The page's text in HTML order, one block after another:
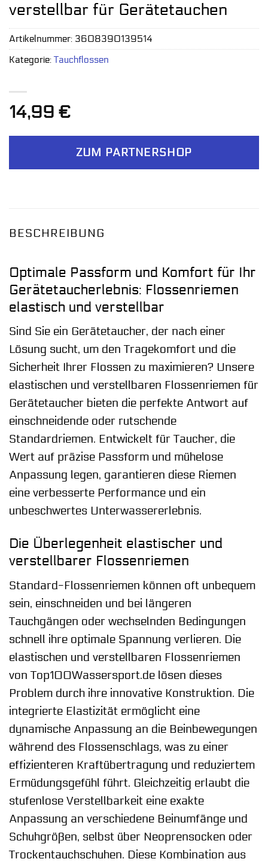
verstellbar für Gerätetauchen
14,99 €
ZUM PARTNERSHOP
Artikelnummer: 3608390139514
Kategorie: Tauchflossen
BESCHREIBUNG
Optimale Passform und Komfort für Ihr
Gerätetaucherlebnis: Flossenriemen
elastisch und verstellbar
Sind Sie ein Gerätetaucher, der nach einer
Lösung sucht, um den Tragekomfort und die
Sicherheit Ihrer Flossen zu maximieren? Unsere
elastischen und verstellbaren Flossenriemen für
Gerätetaucher bieten die perfekte Antwort auf
einschneidende oder rutschende
Standardriemen. Entwickelt für Taucher, die
Wert auf präzise Passform und mühelose
Anpassung legen, garantieren diese Riemen
eine verbesserte Performance und ein
unbeschwertes Unterwassererlebnis.
Die Überlegenheit elastischer und
verstellbarer Flossenriemen
Standard-Flossenriemen können oft unbequem
sein, einschneiden und bei längeren
Tauchgängen oder wechselnden Bedingungen
schnell ihre optimale Spannung verlieren. Die
elastischen und verstellbaren Flossenriemen
von Top100Wassersport.de lösen dieses
Problem durch ihre innovative Konstruktion. Die
integrierte Elastizität ermöglicht eine
dynamische Anpassung an die Beinbewegungen
während des Flossenschlags, was zu einer
effizienteren Kraftübertragung und reduziertem
Ermüdungsgefühl führt. Gleichzeitig erlaubt die
stufenlose Verstellbarkeit eine exakte
Anpassung an verschiedene Beinumfänge und
Schuhgrößen, selbst über Neoprensocken oder
Trockentauchschuhen. Diese Kombination aus